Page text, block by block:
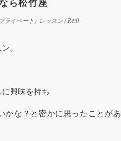
ら松竹座
プライベート レッスン/ Re:0
。
興味を持ち
かな？と密かに思ったことがあ